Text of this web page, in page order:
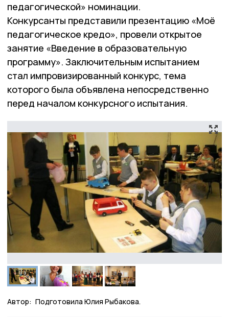
педагогической» номинации.
Конкурсанты представили презентацию «Моё
педагогическое кредо», провели открытое
занятие «Введение в образовательную
программу». Заключительным испытанием
стал импровизированный конкурс, тема
которого была объявлена непосредственно
перед началом конкурсного испытания.
Автор: Подготовила Юлия Рыбакова.